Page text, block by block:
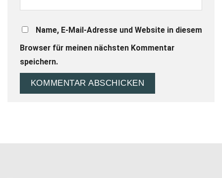
Name, E-Mail-Adresse und Website in diesem
Browser für meinen nächsten Kommentar
speichern.